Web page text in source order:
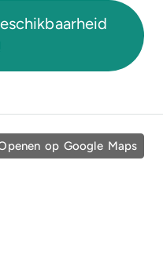
op Google Maps